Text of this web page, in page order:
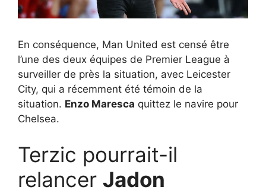
En conséquence, Man United est censé être
l’une des deux équipes de Premier League à
surveiller de près la situation, avec Leicester
City, qui a récemment été témoin de la
situation. Enzo Maresca quittez le navire pour
Chelsea.
Terzic pourrait-il
relancer Jadon